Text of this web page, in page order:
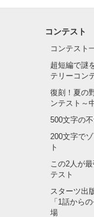
コンテスト
コンテスト
超短編で謎
テリーコン
復刻！夏の
ンテスト～
500文字の
200文字で
ト
この2人が
テスト
スターツ出
「1話から
場